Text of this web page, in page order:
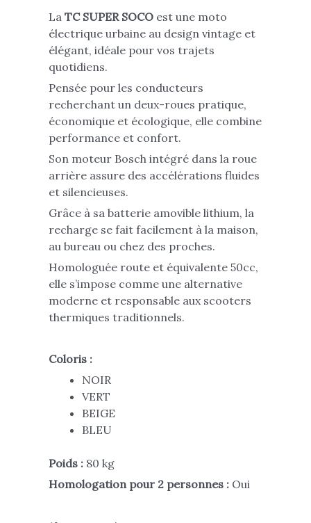
La TC SUPER SOCO est une moto
électrique urbaine au design vintage et
élégant, idéale pour vos trajets
quotidiens.
Pensée pour les conducteurs
recherchant un deux-roues pratique,
économique et écologique, elle combine
performance et confort.
Son moteur Bosch intégré dans la roue
arrière assure des accélérations fluides
et silencieuses.
Grâce à sa batterie amovible lithium, la
recharge se fait facilement à la maison,
au bureau ou chez des proches.
Homologuée route et équivalente 50cc,
elle s’impose comme une alternative
moderne et responsable aux scooters
thermiques traditionnels.
Coloris :
NOIR
VERT
BEIGE
BLEU
Poids : 80 kg
Homologation pour 2 personnes : Oui